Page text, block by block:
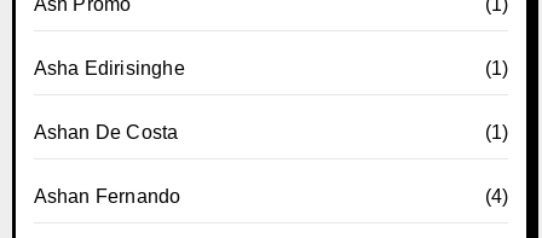
Asha Edirisinghe (1)
Ashan De Costa (1)
Ashan Fernando (4)